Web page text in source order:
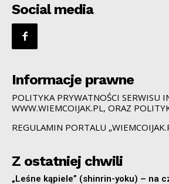
Social media
Informacje prawne
POLITYKA PRYWATNOŚCI SERWISU
WWW.WIEMCOIJAK.PL, ORAZ
REGULAMIN PORTALU
Z ostatniej chwili
„Leśne kąpiele” (shinrin-yoku) – na